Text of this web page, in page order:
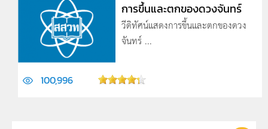
การขึ้นและตกของดวงจันทร์
วีดิทัศน์แสดงการขึ้นและตกของดวง
จันทร์ ...
100,996